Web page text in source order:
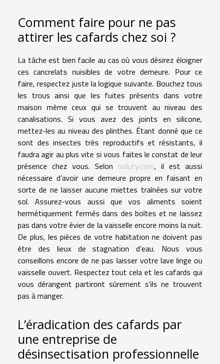
Comment faire pour ne pas
attirer les cafards chez soi ?
La tâche est bien facile au cas où vous désirez éloigner
ces cancrelats nuisibles de votre demeure. Pour ce
faire, respectez juste la logique suivante. Bouchez tous
les trous ainsi que les fuites présents dans votre
maison même ceux qui se trouvent au niveau des
canalisations. Si vous avez des joints en silicone,
mettez-les au niveau des plinthes. Étant donné que ce
sont des insectes très reproductifs et résistants, il
faudra agir au plus vite si vous faites le constat de leur
présence chez vous. Selon soluty.com, il est aussi
nécessaire d’avoir une demeure propre en faisant en
sorte de ne laisser aucune miettes traînées sur votre
sol. Assurez-vous aussi que vos aliments soient
hermétiquement fermés dans des boîtes et ne laissez
pas dans votre évier de la vaisselle encore moins la nuit.
De plus, les pièces de votre habitation ne doivent pas
être des lieux de stagnation d’eau. Nous vous
conseillons encore de ne pas laisser votre lave linge ou
vaisselle ouvert. Respectez tout cela et les cafards qui
vous dérangent partiront sûrement s’ils ne trouvent
pas à manger.
L’éradication des cafards par
une entreprise de
désinsectisation professionnelle